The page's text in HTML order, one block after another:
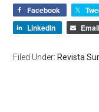
Facebook
LinkedIn
Email
Filed Under: Revista Sur